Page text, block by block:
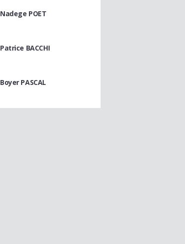
Nadege POET
Patrice BACCHI
Boyer PASCAL